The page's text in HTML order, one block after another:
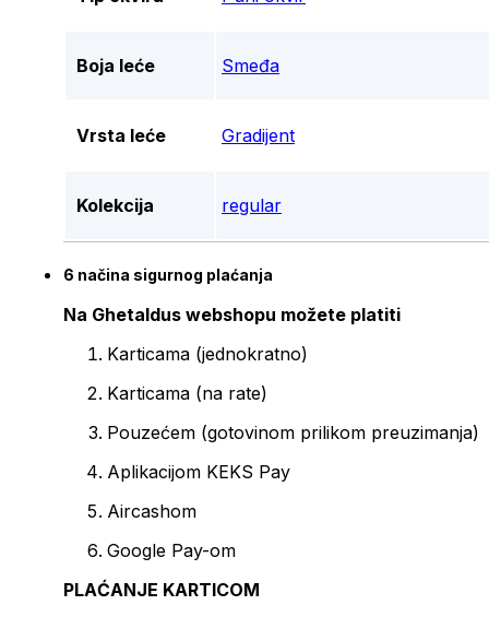
Boja leće Smeđa
Vrsta leće Gradijent
Kolekcija regular
6 načina sigurnog plaćanja
Na Ghetaldus webshopu možete platiti
Karticama (jednokratno)
Karticama (na rate)
Pouzećem (gotovinom prilikom preuzimanja)
Aplikacijom KEKS Pay
Aircashom
Google Pay-om
PLAĆANJE KARTICOM